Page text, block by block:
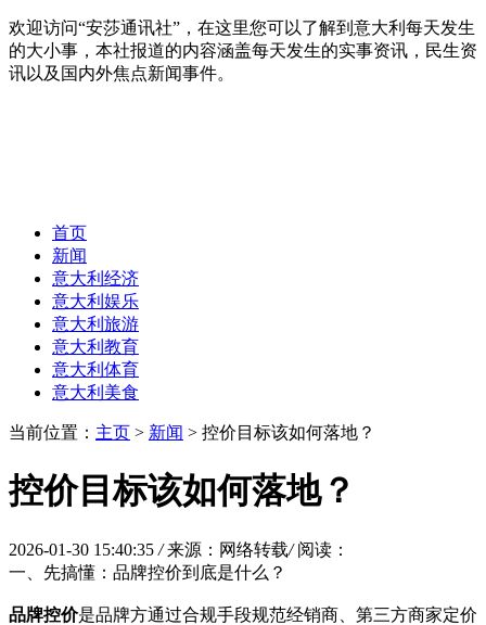
欢迎访问“安莎通讯社”，在这里您可以了解到意大利每天发生
的大小事，本社报道的内容涵盖每天发生的实事资讯，民生资
讯以及国内外焦点新闻事件。
首页
新闻
意大利经济
意大利娱乐
意大利旅游
意大利教育
意大利体育
意大利美食
当前位置： 主页 > 新闻 > 控价目标该如何落地？
控价目标该如何落地？
2026-01-30 15:40:35 / 来源：网络转载/ 阅读：
一、先搞懂：品牌控价到底是什么？
品牌控价是品牌方通过合规手段规范经销商、第三方商家定价